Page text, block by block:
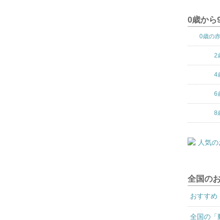
0歳から
0歳の
2
4
6
8
全国の
おすすめ
全国の「